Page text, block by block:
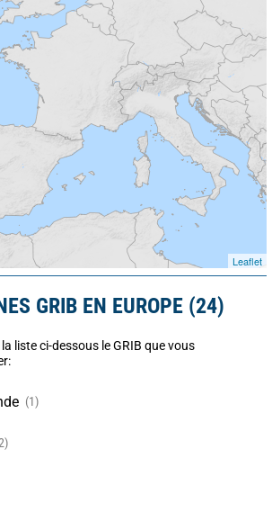
Leaflet
GRIB EN EUROPE (24)
liste ci-dessous le GRIB que vous
(1)